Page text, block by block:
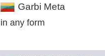
Garbi Meta
in any form